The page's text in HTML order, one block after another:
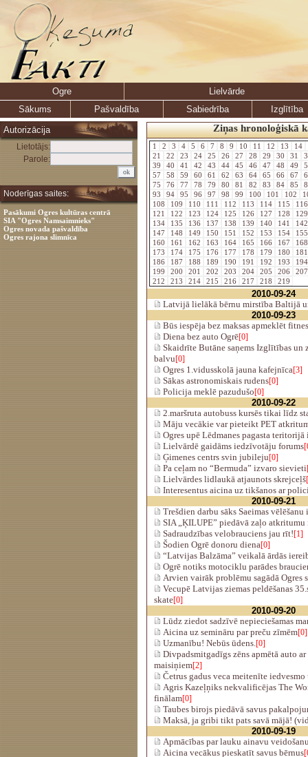
Ogre
Lielvārde
Sākums
Pašvaldība Sabiedrība
Izglītība
Autorizācija
Lietotājs:
Parole:
Noderīgas saites:
Pasākumi Ogres kultūras centrā
SIA "Ogres Namsaimnieks"
Ogres novada pašvaldība
Ogres rajona slimnīca
Ziņas hronoloģiskā
1 2 3 4 5 6 7 8 9 10 11 12 13 14
21
22 23 24 25 26 27 28 29 30 31
39
40 41 42 43 44 45 46 47 48 49
57
58 59 60 61 62 63 64 65 66 67
75
76 77 78 79 80 81 82 83 84 85
93
94 95 96 97 98 99 100 101 102
108
109 110 111 112 113 114 115
121
122 123 124 125 126 127 128
134
135 136 137 138 139 140 141
147
148 149 150 151 152 153 154
160
161 162 163 164 165 166 167
173
174 175 176 177 178 179 180
186
187 188 189 190 191 192 193
199
200 201 202 203 204 205 206
212
213 214 215 216 217 218 219
2010-09-24
Latvijā lielākā bērnu mirstība Baltijā
2010-09-23
Būs iespēja bez maksas apmeklēt
Diena bez auto Ogrē[0]
Skaidrīte Butāne saņems Izglītības un
balvu[0]
Ogres 1.vidusskolā jauna kafejnīca[3]
Sākas astronomiskais rudens[0]
Policija meklē pazudušo[0]
2010-09-22
2.maršruta autobuss kursēs tikai līdz
Māju vecākie var pieteikt PET
Ogres upē Lēdmanes pagasta
Lielvārdē gaidāms iedzīvotāju forums
Ģimenes centrs svin jubileju[0]
Pa ceļam no “Bermuda” izvaro sievieti
Lielvārdes lidlaukā atjaunots skrejceļš
Interesentus aicina uz tikšanos ar
2010-09-21
Trešdien darbu sāks Saeimas
SIA „ĶILUPE” piedāvā zaļo atkritumu
Sadraudzības velobrauciens jau rīt![1]
Šodien Ogrē donoru diena[0]
“Latvijas Balzāma” veikalā ārdās
Ogrē notiks motociklu parādes
Arvien vairāk problēmu sagādā Ogres
Vecupē Latvijas ziemas peldēšanas
skate[0]
2010-09-20
Lūdz ziedot sadzīvē nepieciešamas
Aicina uz semināru par preču zīmēm[0]
Uzmanību! Nebūs ūdens.[0]
Divpadsmitgadīgs zēns apmētā auto
maisiņiem[2]
Četrus gadus veca meitenīte
Agris Kazeļņiks nekvalificējas The
finālam[0]
Taubes birojs piedāvā savus
Maksā, ja gribi tikt pats savā mājā!
2010-09-19
Apmācības par lauku ainavu
Aicina vecākus pieskatīt savus bērnus